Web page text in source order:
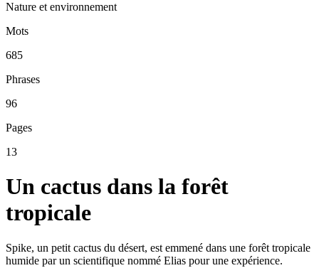
Nature et environnement
Mots
685
Phrases
96
Pages
13
Un cactus dans la forêt
tropicale
Spike, un petit cactus du désert, est emmené dans une forêt tropicale
humide par un scientifique nommé Elias pour une expérience.